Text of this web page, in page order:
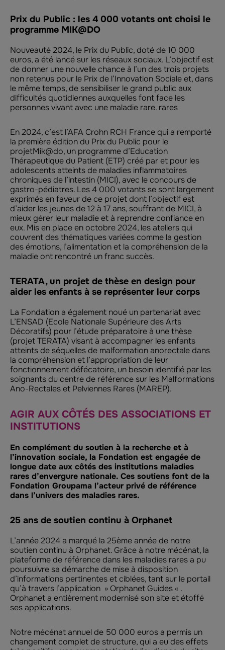
Prix du Public : les 4 000 votants ont choisi le
programme MIK@DO
Nouveauté 2024, le Prix du Public, doté de 10 000
euros, a été lancé sur les réseaux sociaux. L’objectif est
de donner une nouvelle chance à l’un des trois projets
non retenus pour le Prix de l’Innovation Sociale et, dans
le même temps, de sensibiliser le grand public aux
difficultés quotidiennes auxquelles font face les
personnes vivant avec une maladie rare. rares
En 2024, c’est l’AFA Crohn RCH France qui a remporté
la première édition du Prix du Public pour le
projetMik@do, un programme d’Education
Thérapeutique du Patient (ETP) créé par et pour les
adolescents atteints de maladies inflammatoires
chroniques de l’intestin (MICI), avec le concours de
gastro-pédiatres. Les 4 000 votants se sont largement
exprimés en faveur de ce projet dont l’objectif est
d’aider les jeunes de 12 à 17 ans, souffrant de MICI, à
mieux gérer leur maladie et à reprendre confiance en
eux. Mis en place en octobre 2024, les ateliers qui
couvrent des thématiques variées comme la gestion
des émotions, l’alimentation et la compréhension de la
maladie ont rencontré un franc succès.
TERATA, un projet de thèse en design pour
aider les enfants à se représenter leur corps
La Fondation a également noué un partenariat avec
L’ENSAD (Ecole Nationale Supérieure des Arts
Décoratifs) pour l’étude préparatoire à une thèse
(projet TERATA) visant à accompagner les enfants
atteints de séquelles de malformation anorectale dans
la compréhension et l’appropriation de leur
fonctionnement défécatoire, un besoin identifié par les
soignants du centre de référence sur les Malformations
Ano-Rectales et Pelviennes Rares (MAREP).
AGIR AUX CÔTÉS DES ASSOCIATIONS ET
INSTITUTIONS
En complément du soutien à la recherche et à
l’innovation sociale, la Fondation est engagée de
longue date aux côtés des institutions maladies
rares d’envergure nationale. Ces soutiens font de la
Fondation Groupama l’acteur privé de référence
dans l’univers des maladies rares.
25 ans de soutien continu à Orphanet
L’année 2024 a marqué la 25ème année de notre
soutien continu à Orphanet. Grâce à notre mécénat, la
plateforme de référence dans les maladies rares a pu
poursuivre sa démarche de mise à disposition
d’informations pertinentes et ciblées, tant sur le portail
qu’à travers l’application » Orphanet Guides « .
Orphanet a entièrement modernisé son site et étoffé
ses applications.
Notre mécénat annuel de 50 000 euros a permis un
changement complet de structure, qui a eu des effets